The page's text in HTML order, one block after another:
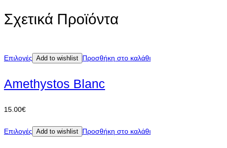
Σχετικά Προϊόντα
Επιλογές Add to wishlist Προσθήκη στο καλάθι
Amethystos Blanc
15.00€
Επιλογές Add to wishlist Προσθήκη στο καλάθι